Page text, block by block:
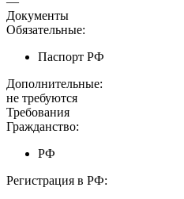
Документы
Обязательные:
Паспорт РФ
Дополнительные:
не требуются
Требования
Гражданство:
РФ
Регистрация в РФ: